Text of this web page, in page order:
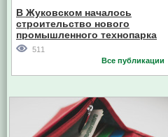
В Жуковском началось
строительство нового
промышленного технопарка
511
Все публикации